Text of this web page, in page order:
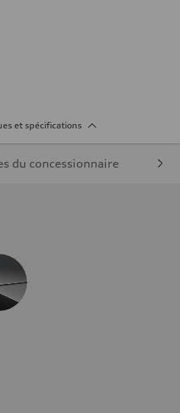
et spécifications
du concessionnaire